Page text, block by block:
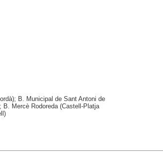
B. Municipal de Sant Antoni de
B. Mercè Rodoreda (Castell-Platja